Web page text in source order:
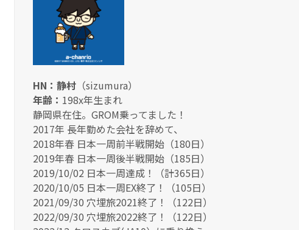
HN：静村 （sizumura）
年齢： 198x年生まれ
静岡県在住。GROM乗ってました！
2017年 長年勤めた会社を辞めて、
2018年春 日本一周前半戦開始（180日）
2019年春 日本一周後半戦開始（185日）
2019/10/02 日本一周達成！（計365日）
2020/10/05 日本一周EX終了！（105日）
2021/09/30 穴埋旅2021終了！（122日）
2022/09/30 穴埋旅2022終了！（122日）